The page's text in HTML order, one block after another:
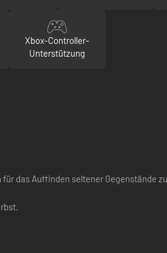
Xbox-Controller-
Unterstützung
das Auffinden seltener Gegenstände